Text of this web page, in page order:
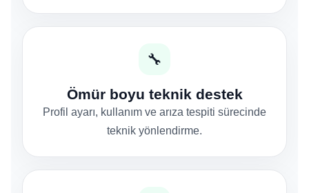
🔧
Ömür boyu teknik destek
Profil ayarı, kullanım ve arıza tespiti sürecinde
teknik yönlendirme.